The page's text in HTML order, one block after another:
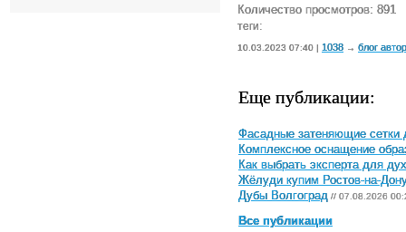
Количество просмотров: 891
теги:
10.03.2023 07:40 | 1038 → блог
Еще публикации:
Фасадные затеняющие сетки
Комплексное оснащение
Как выбрать эксперта для
Жёлуди купим Ростов-на-
Дубы Волгоград // 07.08.2026
Все публикации